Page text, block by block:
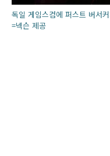
독일 게임스컴에 퍼스트 버서
=넥슨 제공